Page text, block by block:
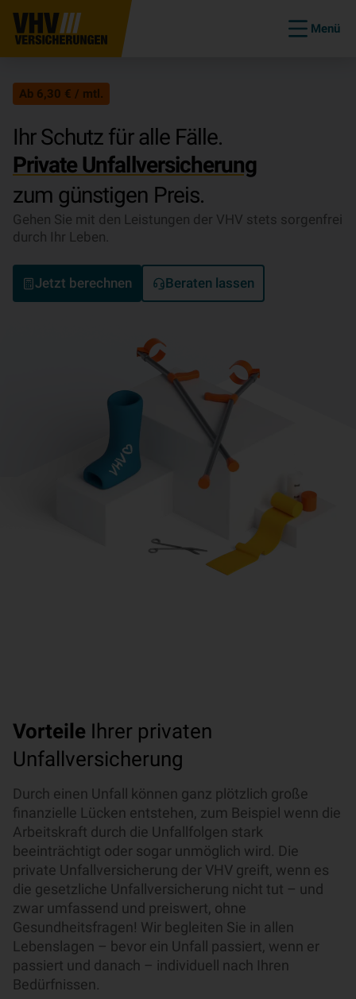
Menü
Ab 6,30 € / mtl.
Ihr Schutz für alle Fälle.
Private Un­fall­ver­si­che­rung
zum günstigen Preis.
Gehen Sie mit den Leistungen der VHV stets sorgenfrei
durch Ihr Leben.
Jetzt berechnen Beraten lassen
Vorteile Ihrer privaten
Unfallversicherung
Durch einen Unfall können ganz plötzlich große
finanzielle Lücken entstehen, zum Beispiel wenn die
Arbeitskraft durch die Unfallfolgen stark
beeinträchtigt oder sogar unmöglich wird. Die
private Unfallversicherung der VHV greift, wenn es
die gesetzliche Unfallversicherung nicht tut – und
zwar umfassend und preiswert, ohne
Gesundheitsfragen! Wir begleiten Sie in allen
Lebenslagen – bevor ein Unfall passiert, wenn er
passiert und danach – individuell nach Ihren
Bedürfnissen.